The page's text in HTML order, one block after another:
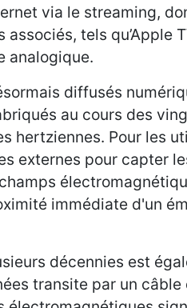
via le streaming,
tels qu’Apple
analogique.
diffusés
au cours des
hertziennes. Pour les
externes pour capter
immédiate d'un
décennies est
transite par un